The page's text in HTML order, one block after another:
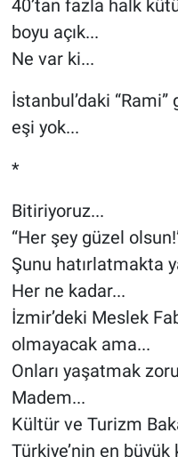
40’tan fazla halk
boyu açık...
Ne var ki...
İstanbul’daki
eşi yok...
*
Bitiriyoruz...
“Her şey güzel
Şunu hatırlatmakta
Her ne kadar...
İzmir’deki Meslek
olmayacak ama...
Onları yaşatmak
Madem...
Kültür ve Turizm
Türkiye’nin en